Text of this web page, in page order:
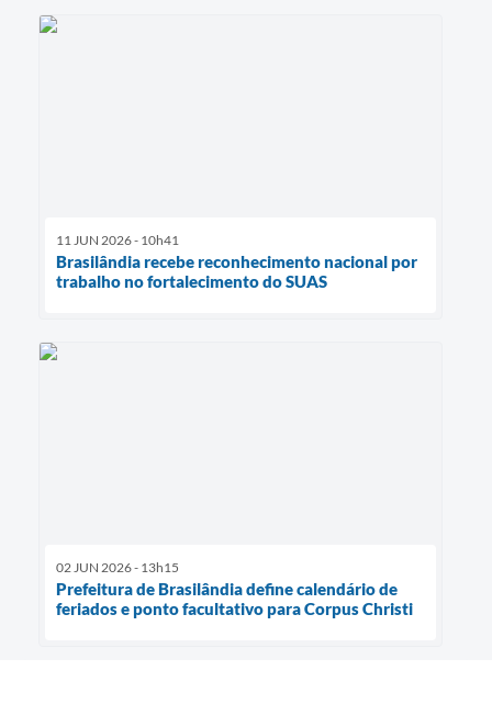
11 JUN 2026 - 10h41
Brasilândia recebe reconhecimento nacional por
trabalho no fortalecimento do SUAS
02 JUN 2026 - 13h15
Prefeitura de Brasilândia define calendário de
feriados e ponto facultativo para Corpus Christi